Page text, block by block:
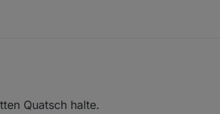
. Ambilight für den TV zB. Kann das Signal
LEDs hinter dem TV übertragen. Hast du sowas
Quatsch halte.